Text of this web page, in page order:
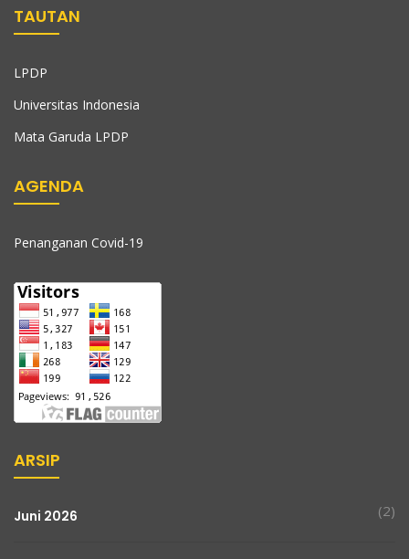
TAUTAN
LPDP
Universitas Indonesia
Mata Garuda LPDP
AGENDA
Penanganan Covid-19
ARSIP
Juni 2026 (2)